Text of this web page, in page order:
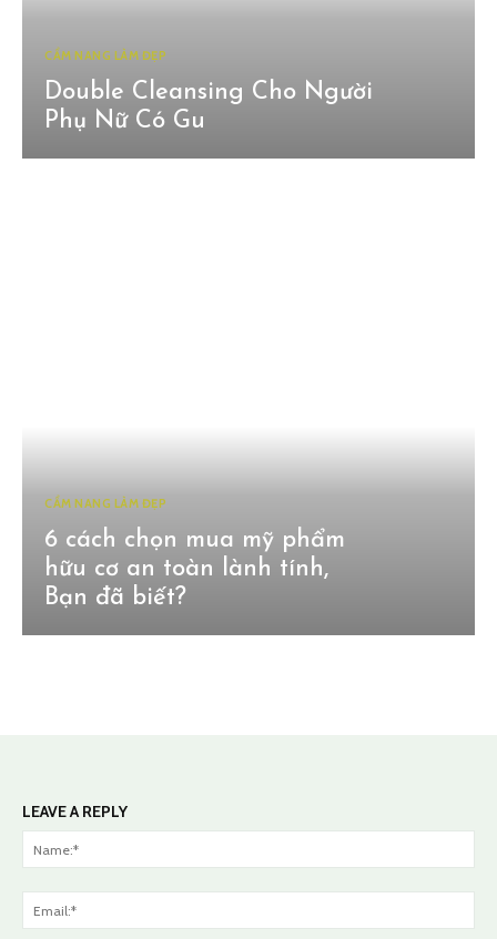
CẨM NANG LÀM ĐẸP
Double Cleansing Cho Người
Phụ Nữ Có Gu
CẨM NANG LÀM ĐẸP
6 cách chọn mua mỹ phẩm
hữu cơ an toàn lành tính,
Bạn đã biết?
LEAVE A REPLY